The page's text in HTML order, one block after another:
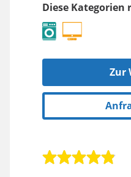
Diese Kategorien
Zur